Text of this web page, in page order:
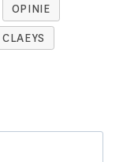
OPINIE